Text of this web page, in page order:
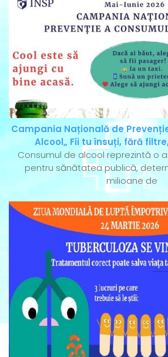
Campania Națională de
Alcool„ Fii tu însuți, fără
Consumul de alcool reprezintă o
pentru sănătatea publică,
milioane de